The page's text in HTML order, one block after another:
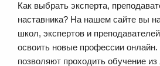
Как выбрать эксперта,
наставника? На нашем сайте вы
школ, экспертов и
освоить новые профессии
позволяют проходить обучение